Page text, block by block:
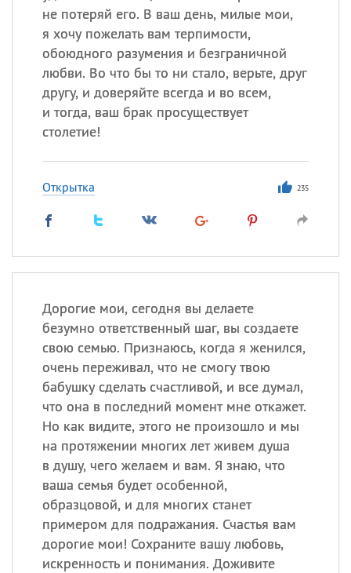
не потеряй его. В ваш день, милые мои,
я хочу пожелать вам терпимости,
обоюдного разумения и безграничной
любви. Во что бы то ни стало, верьте, друг
другу, и доверяйте всегда и во всем,
и тогда, ваш брак просуществует
столетие!
Открытка 235
Дорогие мои, сегодня вы делаете
безумно ответственный шаг, вы создаете
свою семью. Признаюсь, когда я женился,
очень переживал, что не смогу твою
бабушку сделать счастливой, и все думал,
что она в последний момент мне откажет.
Но как видите, этого не произошло и мы
на протяжении многих лет живем душа
в душу, чего желаем и вам. Я знаю, что
ваша семья будет особенной,
образцовой, и для многих станет
примером для подражания. Счастья вам
дорогие мои! Сохраните вашу любовь,
искренность и понимания. Доживите